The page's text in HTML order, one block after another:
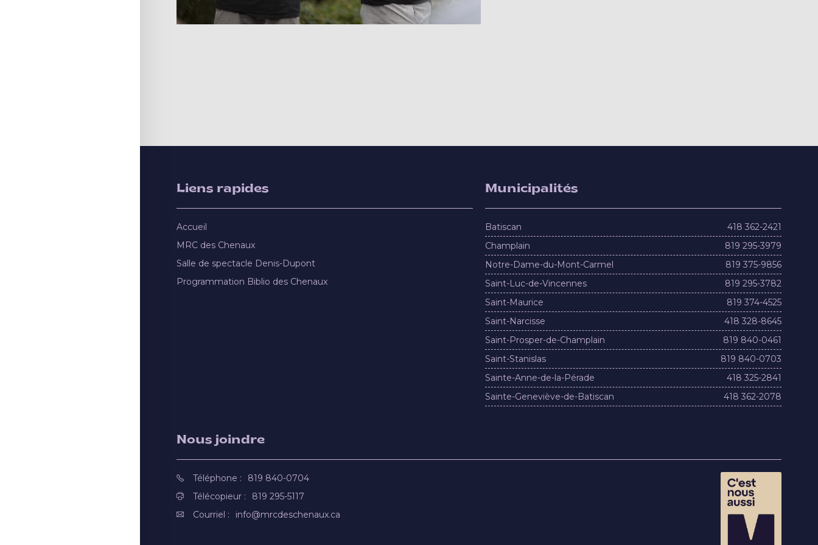
Liens rapides
Accueil
MRC des Chenaux
Salle de spectacle Denis-Dupont
Programmation Biblio des Chenaux
Municipalités
Batiscan
418 362-2421
Champlain
819 295-3979
Notre-Dame-du-Mont-Carmel
819 375-9856
Saint-Luc-de-Vincennes
819 295-3782
Saint-Maurice
819 374-4525
Saint-Narcisse
418 328-8645
Saint-Prosper-de-Champlain
819 840-0461
Saint-Stanislas
819 840-0703
Sainte-Anne-de-la-Pérade
418 325-2841
Sainte-Geneviève-de-Batiscan
418 362-2078
Nous joindre
Téléphone :
819 840-0704
Télécopieur :
819 295-5117
Courriel :
info@mrcdeschenaux.ca